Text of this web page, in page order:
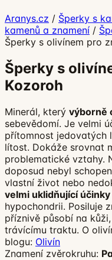
Aranys.cz / Šperky s
kamenů a znamení /
Šperky s olivínem pro
Šperky s
Kozoroh
Minerál, který výborně
sebevědomí. Je velmi
přítomnost jedovatých
lítost. Dokáže srovnat
problematické vztahy.
doposud nebyl
vlastní život nebo
velmi uklidňující účinky
hypochondrii. Posiluje
příznivě působí na
trávícímu traktu. O
blogu: Olivín
Znamení zvěrokruhu: